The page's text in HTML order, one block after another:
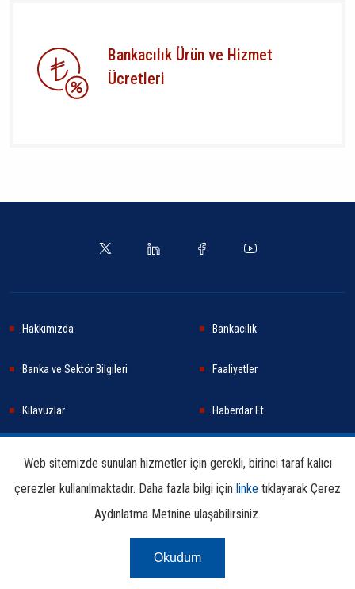
Bankacılık Ürün ve Hizmet
Ücretleri
Hakkımızda Bankacılık
Banka ve Sektör Bilgileri Faaliyetler
Kılavuzlar Haberdar Et
Araştırma ve Yayınlar İletişim Bilgileri
Kullanım
Koşulları
Web sitemizde sunulan hizmetler için gerekli, birinci taraf kalıcı
çerezler kullanılmaktadır. Daha fazla bilgi için linke tıklayarak Çerez
Aydınlatma Metnine ulaşabilirsiniz.
Okudum